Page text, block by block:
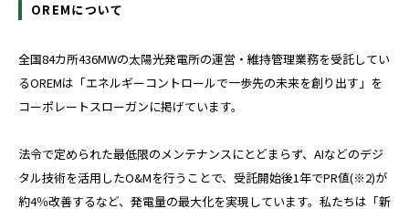
OREMについて
全国84カ所436MWの太陽光発電所の運営・維持管理業務を受託してい
るOREMは「エネルギーコントロールで一歩先の未来を創り出す」を
コーポレートスローガンに掲げています。
法令で定められた最低限のメンテナンスにとどまらず、AIなどのデジ
タル技術を活用したO&Mを行うことで、受託開始後1年でPR値(※2)が
約4％改善するなど、発電量の最大化を実現しています。私たちは「新